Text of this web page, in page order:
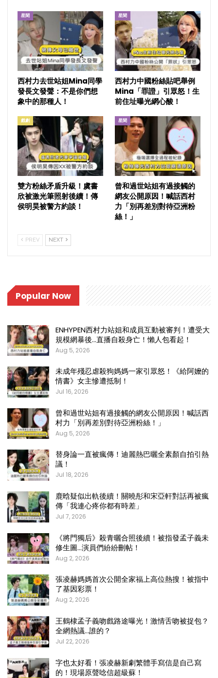
星聞
西村力去世站姐Mina同學
發長文發聲：不是你們想
象中的那種人！
星聞
西村力中國粉絲貼吧舉例
Mina「罪證」引眾怒！生
前住址曝光網心酸！
戲劇
雙方粉絲矛盾升級！虞書
欣被激光筆照射後續！傳
侯明昊被警方約談！
星聞
曾和過世站姐有過接觸的
網友公開原因！喊話西村
力「別再差別對待亞洲粉
絲！」
PREV NEXT
Popular Now
ENHYPEN西村力站姐和成員互動被審判！遭受大
規模網暴後…直播自殺身亡！懶人包看起！
Aug 5, 2026
未成年殘忍虐殺狗媽媽一家引眾怒！《給阿嬤的
情書》女主慘遭抵制！
Jul 16, 2026
曾和過世站姐有過接觸的網友公開原因！喊話西
村力「別再差別對待亞洲粉絲！」
Aug 5, 2026
替身論一直被瘋傳！迪麗熱巴曬全素顏自拍引熱
議！
Jul 18, 2026
鹿晗疑似出軌後續！關曉彤和宋亞軒對話再被瘋
傳「我連心疼你都有時差」
Jul 7, 2026
《將門獨后》殺青曬合照後續！被指發孟子義未
修生圖…演員們紛紛刪帖！
Aug 2, 2026
張凌赫媽媽首次公開全家福上高位熱搜！被指中
了基因彩票！
Aug 2, 2026
王鶴棣孟子義吻戲路途曝光！激情舌吻被捉包？
全網熱議…誰的？
Jul 22, 2026
字也太好看！張凌赫新劇繁體手寫信是自己寫
的！現場原聲唸信超級蘇！